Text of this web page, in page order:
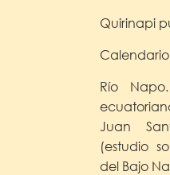
Quirinapi
Calendario
Río
Juan
(estudio
del Bajo